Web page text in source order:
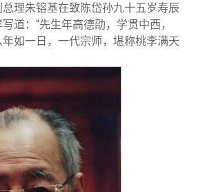
服务
信息化服务
三创大赛
实用信息
总会简介
会长致辞
总会章程
闭
理朱镕基在致陈岱孙九十五岁寿辰
道：“先生年高德劭，学贯中西，
如一日，一代宗师，堪称桃李满天